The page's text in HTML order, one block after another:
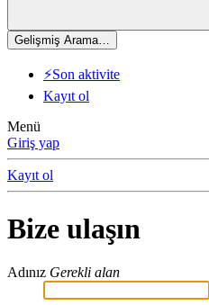
Gelişmiş Arama…
⚡Son aktivite
Kayıt ol
Menü
Giriş yap
Kayıt ol
Bize ulaşın
Adınız Gerekli alan